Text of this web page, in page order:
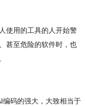
使用的工具的人开始警
甚至危险的软件时，也
编码的强大，大致相当于